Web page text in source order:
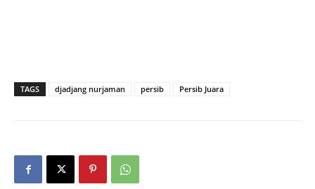
TAGS djadjang nurjaman persib Persib Juara